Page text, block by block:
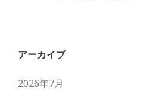
アーカイブ
2026年7月